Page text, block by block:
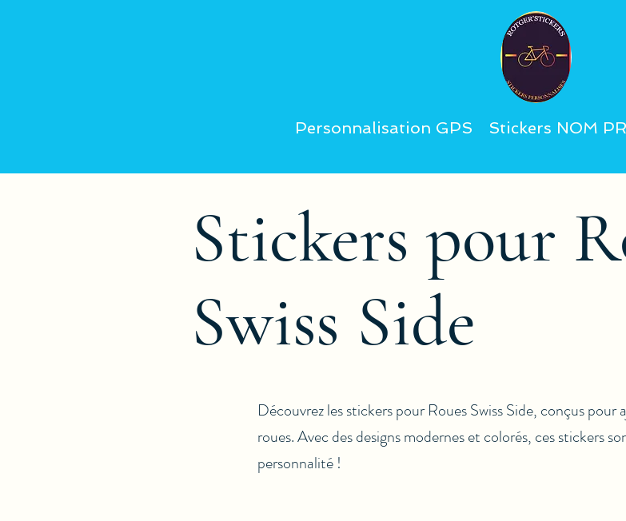
Personnalisation GPS Stickers NOM
Stickers pour
Swiss Side
Découvrez les stickers pour Roues Swiss Side, conçus
roues. Avec des designs modernes et colorés, ces stickers
personnalité !